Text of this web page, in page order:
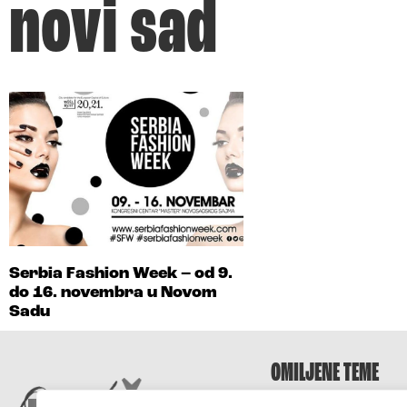
novi sad
Serbia Fashion Week – od 9.
do 16. novembra u Novom
Sadu
OMILJENE TEME